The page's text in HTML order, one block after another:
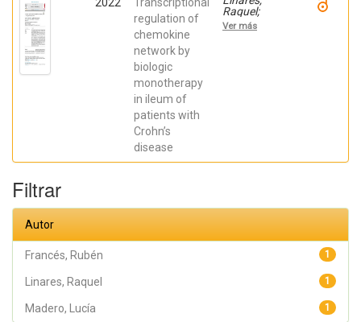
regulation of
chemokine
network by
biologic
monotherapy
in ileum of
patients with
Crohn’s
disease
Raquel;
Gutiérrez,
Ana;
Ver más
Filtrar
Autor
1
Francés, Rubén
1
Linares, Raquel
1
Madero, Lucía